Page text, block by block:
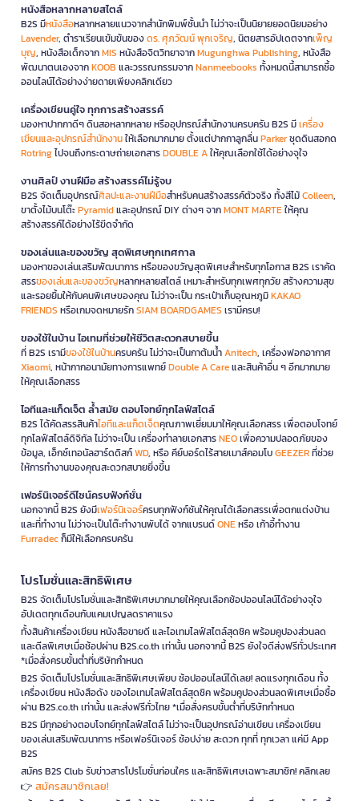
หนังสือหลากหลายสไตล์
B2S มีหนังสือหลากหลายแนวจากสำนักพิมพ์ชั้นนำ ไม่ว่าจะเป็นนิยายยอดนิยมอย่าง
Lavender, ตำราเรียนเข้มข้นของดร. ศุภวัฒน์ พุกเจริญ, นิตยสารอัปเดตจากเพ็ญ
บุญ, หนังสือเด็กจากMIS หนังสือจิตวิทยาจากMugunghwa Publishing, หนังสือ
พัฒนาตนเองจากKOOB และวรรณกรรมจากNanmeebooks ทั้งหมดนี้สามารถซื้อ
ออนไลน์ได้อย่างง่ายดายเพียงคลิกเดียว
เครื่องเขียนคู่ใจ ทุกการสร้างสรรค์
มองหาปากกาดีๆ ดินสอหลากหลาย หรืออุปกรณ์สำนักงานครบครัน B2S มีเครื่อง
เขียนและอุปกรณ์สำนักงานให้เลือกมากมาย ตั้งแต่ปากกาลูกลื่นParkerชุดดินสอกด
Rotringไปจนถึงกระดาษถ่ายเอกสารDOUBLE Aให้คุณเลือกใช้ได้อย่างจุใจ
งานศิลป์ งานฝีมือ สร้างสรรค์ไม่รู้จบ
B2S จัดเต็มอุปกรณ์ศิลปะและงานฝีมือสำหรับคนสร้างสรรค์ตัวจริง ทั้งสีไม้Colleen,
ขาตั้งไม้บนโต๊ะPyramidและอุปกรณ์ DIY ต่างๆ จากMONT MARTEให้คุณ
สร้างสรรค์ได้อย่างไร้ขีดจำกัด
ของเล่นและของขวัญ สุดพิเศษทุกเทศกาล
มองหาของเล่นเสริมพัฒนาการ หรือของขวัญสุดพิเศษสำหรับทุกโอกาส B2S เราคัด
สรรของเล่นและของขวัญหลากหลายสไตล์ เหมาะสำหรับทุกเพศทุกวัย สร้างความสุข
และรอยยิ้มให้กับคนพิเศษของคุณ ไม่ว่าจะเป็น กระเป๋าเก็บอุณหภูมิKAKAO
FRIENDS หรือเกมจดหมายรักSIAM BOARDGAMES เรามีครบ!
ของใช้ในบ้าน ไอเทมที่ช่วยให้ชีวิตสะดวกสบายขึ้น
ที่ B2S เรามีของใช้ในบ้านครบครัน ไม่ว่าจะเป็นกาต้มน้ำAnitech, เครื่องฟอกอากาศ
Xiaomi, หน้ากากอนามัยทางการแพทย์Double A Careและสินค้าอื่น ๆ อีกมากมาย
ให้คุณเลือกสรร
ไอทีและแก็ดเจ็ต ล้ำสมัย ตอบโจทย์ทุกไลฟ์สไตล์
B2S ได้คัดสรรสินค้าไอทีและแก็ดเจ็ตคุณภาพเยี่ยมมาให้คุณเลือกสรร เพื่อตอบโจทย์
ทุกไลฟ์สไตล์ดิจิทัล ไม่ว่าจะเป็น เครื่องทำลายเอกสารNEOเพื่อความปลอดภัยของ
ข้อมูล, เอ็กซ์เทอนัลฮาร์ดดิสก์WD, หรือ คีย์บอร์ดไร้สายเมาส์คอมโบGEEZERที่ช่วย
ให้การทำงานของคุณสะดวกสบายยิ่งขึ้น
เฟอร์นิเจอร์ดีไซน์ครบฟังก์ชั่น
นอกจากนี้ B2S ยังมีเฟอร์นิเจอร์ครบทุกฟังก์ชันให้คุณได้เลือกสรรเพื่อตกแต่งบ้าน
และที่ทำงาน ไม่ว่าจะเป็นโต๊ะทำงานพับได้ จากแบรนด์ONEหรือ เก้าอี้ทำงาน
Furradecก็มีให้เลือกครบครัน
โปรโมชั่นและสิทธิพิเศษ
B2S จัดเต็มโปรโมชั่นและสิทธิพิเศษมากมายให้คุณเลือกช้อปออนไลน์ได้อย่างจุใจ
อัปเดตทุกเดือนกับแคมเปญลดราคาแรง
ทั้งสินค้าเครื่องเขียน หนังสือขายดี และไอเทมไลฟ์สไตล์สุดชิค พร้อมคูปองส่วนลด
และดีลพิเศษเมื่อช้อปผ่าน B2S.co.th เท่านั้น นอกจากนี้ B2S ยังใจดีส่งฟรีทั่วประเทศ
*เมื่อสั่งครบขั้นต่ำที่บริษัทกำหนด
B2S จัดเต็มโปรโมชั่นและสิทธิพิเศษเพียบ ช้อปออนไลน์ได้เลย! ลดแรงทุกเดือน ทั้ง
เครื่องเขียน หนังสือดัง ของไอเทมไลฟ์สไตล์สุดชิค พร้อมคูปองส่วนลดพิเศษเมื่อซื้อ
ผ่าน B2S.co.th เท่านั้น และส่งฟรีทั่วไทย *เมื่อสั่งครบขั้นต่ำที่บริษัทกำหนด
B2S มีทุกอย่างตอบโจทย์ทุกไลฟ์สไตล์ ไม่ว่าจะเป็นอุปกรณ์อ่านเขียน เครื่องเขียน
ของเล่นเสริมพัฒนาการ หรือเฟอร์นิเจอร์ ช้อปง่าย สะดวก ทุกที่ ทุกเวลา แค่มี App
B2S
สมัคร B2S Club รับข่าวสารโปรโมชั่นก่อนใคร และสิทธิพิเศษเฉพาะสมาชิก! คลิกเลย
👉 สมัครสมาชิกเลย!